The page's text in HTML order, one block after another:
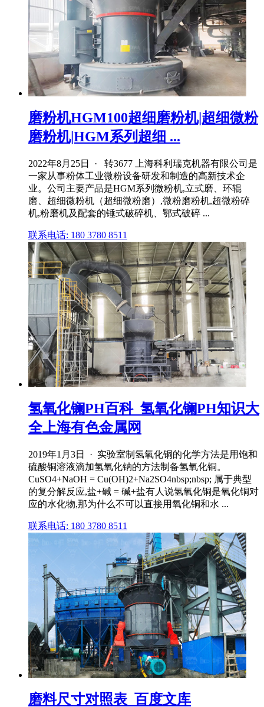
磨粉机HGM100超细磨粉机|超细微粉
磨粉机|HGM系列超细 ...
2022年8月25日 · 转3677 上海科利瑞克机器有限公司是
一家从事粉体工业微粉设备研发和制造的高新技术企
业。公司主要产品是HGM系列微粉机,立式磨、环辊
磨、超细微粉机（超细微粉磨）,微粉磨粉机,超微粉碎
机,粉磨机及配套的锤式破碎机、鄂式破碎 ...
联系电话: 180 3780 8511
氢氧化镧PH百科_氢氧化镧PH知识大
全上海有色金属网
2019年1月3日 · 实验室制氢氧化铜的化学方法是用饱和
硫酸铜溶液滴加氢氧化钠的方法制备氢氧化铜。
CuSO4+NaOH = Cu(OH)2+Na2SO4nbsp;nbsp; 属于典型
的复分解反应,盐+碱 = 碱+盐有人说氢氧化铜是氧化铜对
应的水化物,那为什么不可以直接用氧化铜和水 ...
联系电话: 180 3780 8511
磨料尺寸对照表_百度文库